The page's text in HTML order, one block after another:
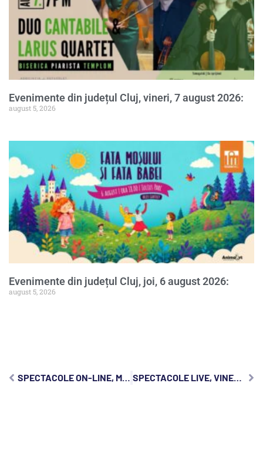
Evenimente din județul Cluj, vineri, 7 august 2026:
august 5, 2026
Evenimente din județul Cluj, joi, 6 august 2026:
august 5, 2026
SPECTACOLE ON-LINE, MARȚI, 9 IUNIE 2020 SPECTACOLE LIVE, VINERI, 12 IUNIE 2020